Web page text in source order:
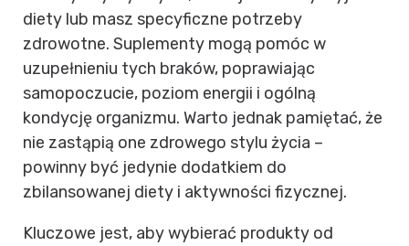
diety lub masz specyficzne potrzeby
zdrowotne. Suplementy mogą pomóc w
uzupełnieniu tych braków, poprawiając
samopoczucie, poziom energii i ogólną
kondycję organizmu. Warto jednak pamiętać, że
nie zastąpią one zdrowego stylu życia –
powinny być jedynie dodatkiem do
zbilansowanej diety i aktywności fizycznej.
Kluczowe jest, aby wybierać produkty od